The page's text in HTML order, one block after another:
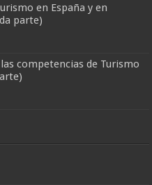
en España y en
parte)
competencias de Turismo